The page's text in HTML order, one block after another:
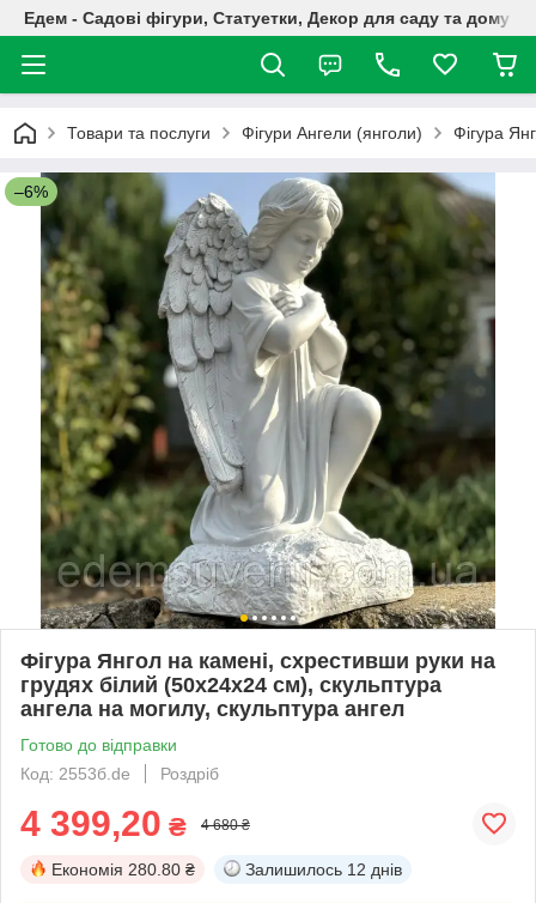
Едем - Садові фігури, Статуетки, Декор для саду та дому
Товари та послуги Фігури Ангели (янголи) Фігура
–6%
Фігура Янгол на камені, схрестивши руки на
грудях білий (50х24х24 см), скульптура
ангела на могилу, скульптура ангел
Готово до відправки
Код: 2553б.de
Роздріб
4 399,20 ₴ 4 680 ₴
Економія 280.80 ₴ Залишилось 12 днів